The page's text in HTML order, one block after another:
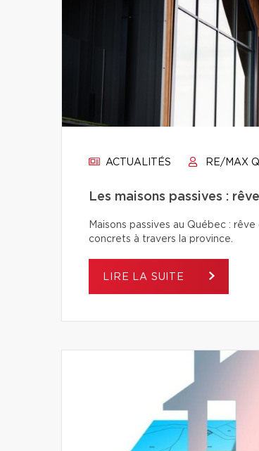
ACTUALITÉS RE/MAX
Les maisons passives :
Maisons passives au Québec :
concrets à travers la province.
LIRE LA SUITE